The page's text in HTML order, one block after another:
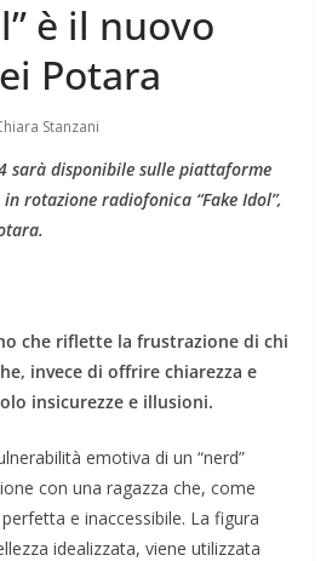
è il nuovo
Potara
Stanzani
sarà disponibile sulle piattaforme
rotazione radiofonica “Fake Idol”,
che riflette la frustrazione di chi
invece di offrire chiarezza e
insicurezze e illusioni.
emotiva di un “nerd”
con una ragazza che, come
e inaccessibile. La figura
idealizzata, viene utilizzata